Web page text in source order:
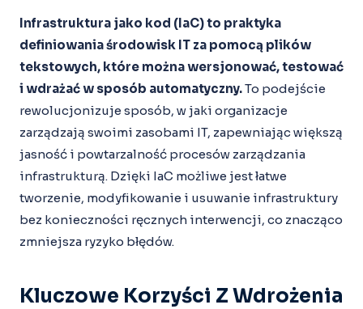
Infrastruktura jako kod (IaC) to praktyka
definiowania środowisk IT za pomocą plików
tekstowych, które można wersjonować, testować
i wdrażać w sposób automatyczny.To podejście
rewolucjonizuje sposób, w jaki organizacje
zarządzają swoimi zasobami IT, zapewniając większą
jasność i powtarzalność procesów zarządzania
infrastrukturą. Dzięki IaC możliwe jest łatwe
tworzenie, modyfikowanie i usuwanie infrastruktury
bez konieczności ręcznych interwencji, co znacząco
zmniejsza ryzyko błędów.
Kluczowe Korzyści Z Wdrożenia